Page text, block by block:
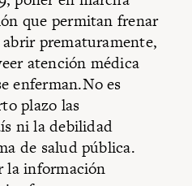
que permitan frenar
prematuramente,
atención médica
enferman.No es
plazo las
ni la debilidad
de salud pública.
la información